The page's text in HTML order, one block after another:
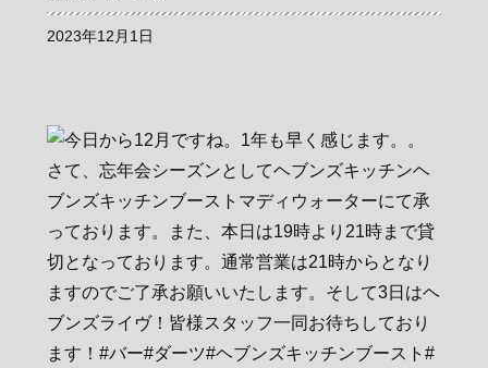
2023年12月1日